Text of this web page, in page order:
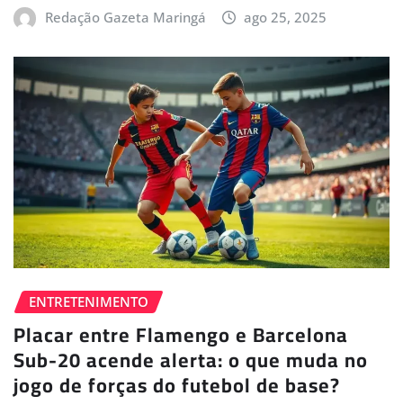
Redação Gazeta Maringá ago 25, 2025
ENTRETENIMENTO
Placar entre Flamengo e Barcelona
Sub-20 acende alerta: o que muda no
jogo de forças do futebol de base?